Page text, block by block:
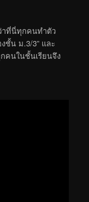
าที่นี่ทุกคนทำตัว
ชั้น ม.3/3” และ
คนในชั้นเรียนจึง